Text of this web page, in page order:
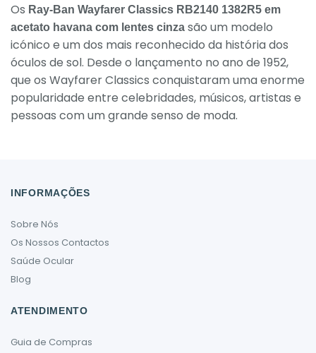
Os Ray-Ban Wayfarer Classics RB2140 1382R5 em
acetato havana com lentes cinza são um modelo
icónico e um dos mais reconhecido da história dos
óculos de sol. Desde o lançamento no ano de 1952,
que os Wayfarer Classics conquistaram uma enorme
popularidade entre celebridades, músicos, artistas e
pessoas com um grande senso de moda.
INFORMAÇÕES
Sobre Nós
Os Nossos Contactos
Saúde Ocular
Blog
ATENDIMENTO
Guia de Compras